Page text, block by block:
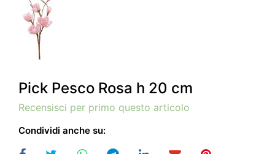
Pick Pesco Rosa h 20 cm
Recensisci per primo questo articolo
Condividi anche su: